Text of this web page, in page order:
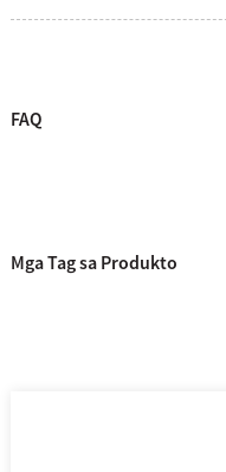
FAQ
Mga Tag sa Produkto